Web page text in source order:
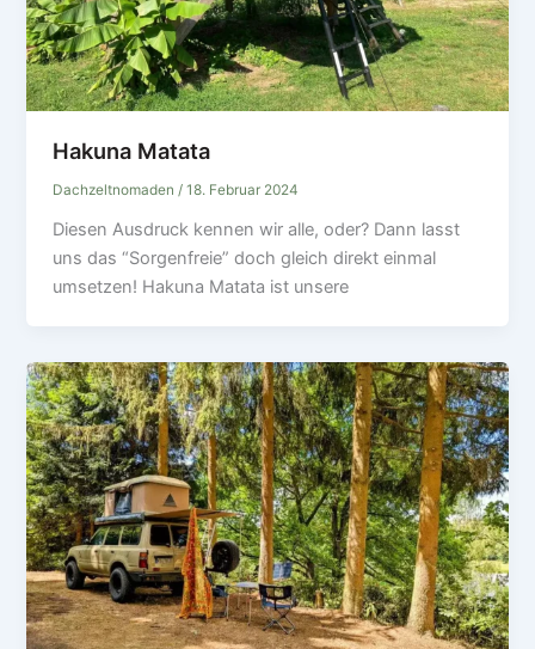
Hakuna Matata
Dachzeltnomaden /18. Februar 2024
Diesen Ausdruck kennen wir alle, oder? Dann lasst
uns das “Sorgenfreie” doch gleich direkt einmal
umsetzen! Hakuna Matata ist unsere